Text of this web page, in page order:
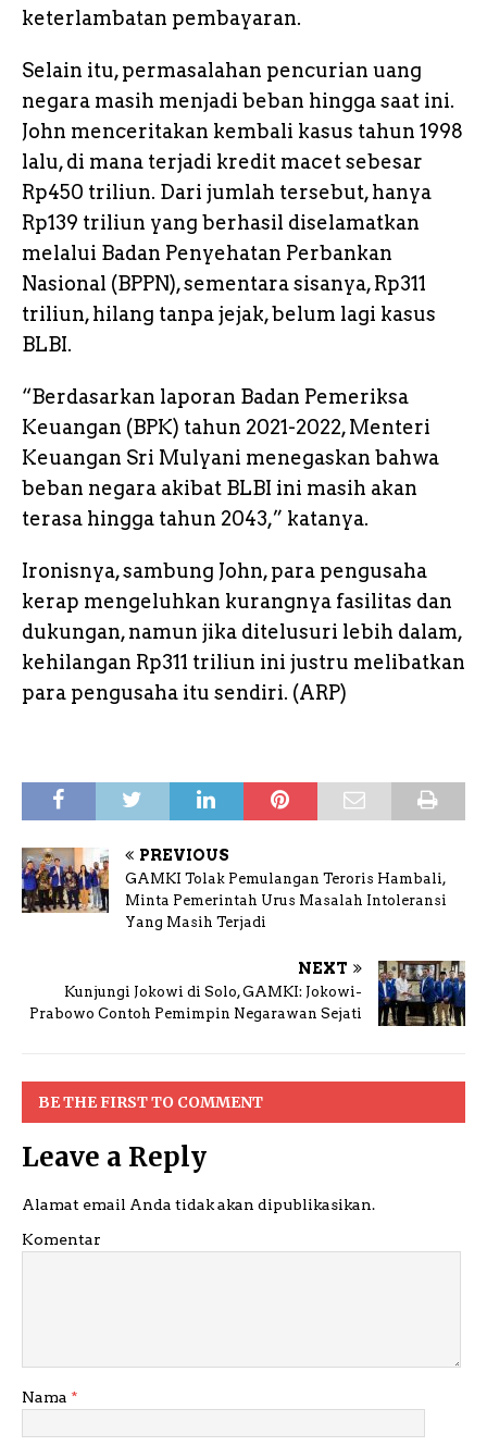
keterlambatan pembayaran.
Selain itu, permasalahan pencurian uang
negara masih menjadi beban hingga saat ini.
John menceritakan kembali kasus tahun 1998
lalu, di mana terjadi kredit macet sebesar
Rp450 triliun. Dari jumlah tersebut, hanya
Rp139 triliun yang berhasil diselamatkan
melalui Badan Penyehatan Perbankan
Nasional (BPPN), sementara sisanya, Rp311
triliun, hilang tanpa jejak, belum lagi kasus
BLBI.
“Berdasarkan laporan Badan Pemeriksa
Keuangan (BPK) tahun 2021-2022, Menteri
Keuangan Sri Mulyani menegaskan bahwa
beban negara akibat BLBI ini masih akan
terasa hingga tahun 2043,” katanya.
Ironisnya, sambung John, para pengusaha
kerap mengeluhkan kurangnya fasilitas dan
dukungan, namun jika ditelusuri lebih dalam,
kehilangan Rp311 triliun ini justru melibatkan
para pengusaha itu sendiri. (ARP)
PREVIOUS
GAMKI Tolak Pemulangan Teroris Hambali,
Minta Pemerintah Urus Masalah Intoleransi
Yang Masih Terjadi
NEXT
Kunjungi Jokowi di Solo, GAMKI: Jokowi-
Prabowo Contoh Pemimpin Negarawan Sejati
BE THE FIRST TO COMMENT
Leave a Reply
Alamat email Anda tidak akan dipublikasikan.
Komentar
Nama *